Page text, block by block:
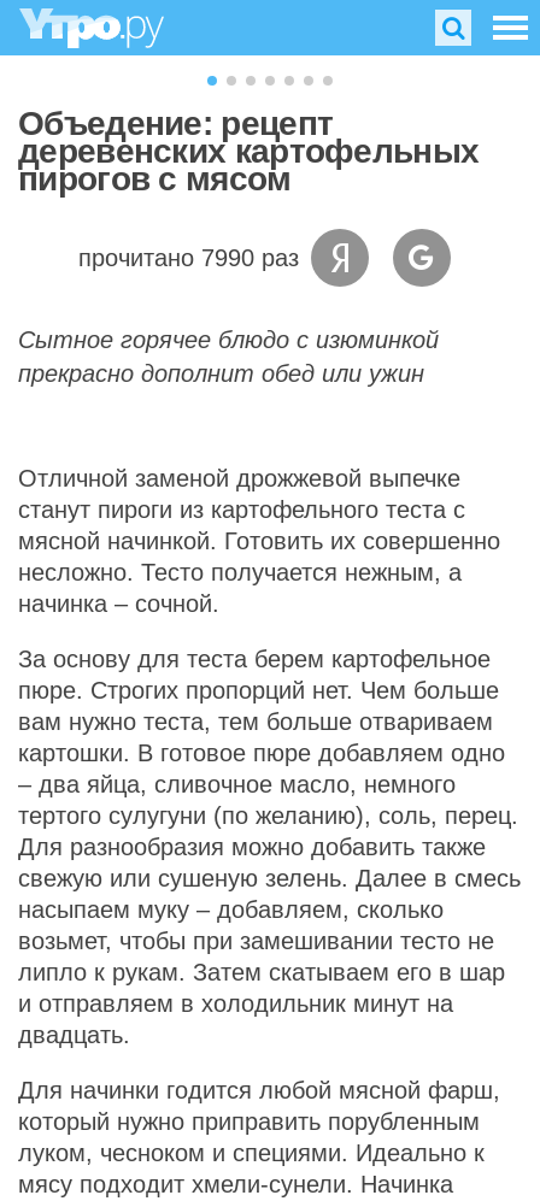
Объедение: рецепт
деревенских картофельных
пирогов с мясом
прочитано 7990 раз
Сытное горячее блюдо с изюминкой
прекрасно дополнит обед или ужин
Отличной заменой дрожжевой выпечке
станут пироги из картофельного теста с
мясной начинкой. Готовить их совершенно
несложно. Тесто получается нежным, а
начинка – сочной.
За основу для теста берем картофельное
пюре. Строгих пропорций нет. Чем больше
вам нужно теста, тем больше отвариваем
картошки. В готовое пюре добавляем одно
– два яйца, сливочное масло, немного
тертого сулугуни (по желанию), соль, перец.
Для разнообразия можно добавить также
свежую или сушеную зелень. Далее в смесь
насыпаем муку – добавляем, сколько
возьмет, чтобы при замешивании тесто не
липло к рукам. Затем скатываем его в шар
и отправляем в холодильник минут на
двадцать.
Для начинки годится любой мясной фарш,
который нужно приправить порубленным
луком, чесноком и специями. Идеально к
мясу подходит хмели-сунели. Начинка